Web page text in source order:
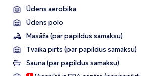
Ūdens aerobika
Ūdens polo
Masāža (par papildus samaksu)
Tvaika pirts (par papildus samaksu)
Sauna (par papildus samaksu)